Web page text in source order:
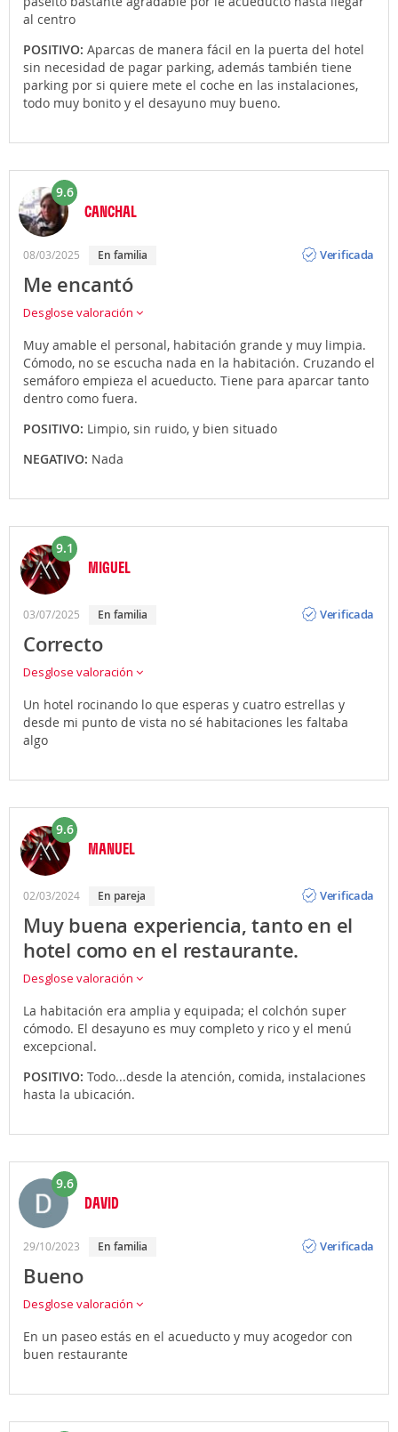
al centro
POSITIVO: Aparcas de manera fácil en la puerta del hotel
sin necesidad de pagar parking, además también tiene
parking por si quiere mete el coche en las instalaciones,
todo muy bonito y el desayuno muy bueno.
9.6
CANCHAL
08/03/2025 en familia
Verificada
Me encantó
Desglose valoración
Muy amable el personal, habitación grande y muy limpia.
Cómodo, no se escucha nada en la habitación. Cruzando el
semáforo empieza el acueducto. Tiene para aparcar tanto
dentro como fuera.
POSITIVO: Limpio, sin ruido, y bien situado
NEGATIVO: Nada
9.1
MIGUEL
03/07/2025 en familia
Verificada
Correcto
Desglose valoración
Un hotel rocinando lo que esperas y cuatro estrellas y
desde mi punto de vista no sé habitaciones les faltaba
algo
9.6
MANUEL
02/03/2024 en pareja
Verificada
Muy buena experiencia, tanto en el
hotel como en el restaurante.
Desglose valoración
La habitación era amplia y equipada; el colchón super
cómodo. El desayuno es muy completo y rico y el menú
excepcional.
POSITIVO: Todo...desde la atención, comida, instalaciones
hasta la ubicación.
9.6
DAVID
29/10/2023 en familia
Verificada
Bueno
Desglose valoración
En un paseo estás en el acueducto y muy acogedor con
buen restaurante